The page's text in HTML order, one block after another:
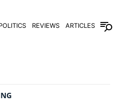
REVIEWS ARTICLES